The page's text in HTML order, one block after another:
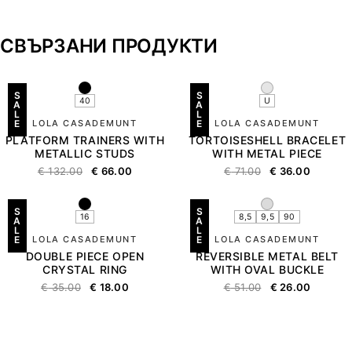
СВЪРЗАНИ ПРОДУКТИ
S
A
L
E
40
LOLA CASADEMUNT
PLATFORM TRAINERS WITH
METALLIC STUDS
€132.00 € 66.00
S
A
L
E
U
LOLA CASADEMUNT
TORTOISESHELL BRACELET
WITH METAL PIECE
€71.00 € 36.00
S
A
L
E
16
LOLA CASADEMUNT
DOUBLE PIECE OPEN
CRYSTAL RING
€35.00 € 18.00
S
A
L
E
8,5 9,5 90
LOLA CASADEMUNT
REVERSIBLE METAL BELT
WITH OVAL BUCKLE
€51.00 € 26.00